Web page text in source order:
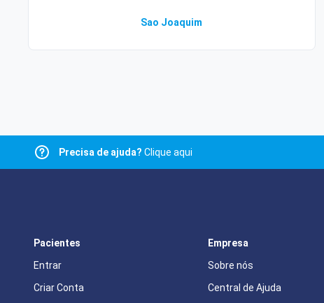
Sao Joaquim
Precisa de ajuda? Clique aqui
Pacientes
Entrar
Criar Conta
Empresa
Sobre nós
Central de Ajuda